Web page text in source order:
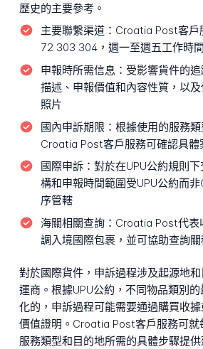
歷史的主要參考。
主要聯繫渠道： Croatia Post客戶
72 303 304，週一至週五工作時
申報時所需信息： 受影響貨件的
描述、申報價值和內容性質，以
照片
國內申訴期限： 根據使用的服務類
Croatia Post客戶服務可確認具體
國際申訴： 對於在UPU公約規則
構和申報時間範圍受UPU公約而
序管轄
海關相關查詢： Croatia Post代表
調入境國際包裹，並可協助查詢
對於國際貨件，申訴過程涉及起源地
運商。根據UPU公約，不同物品類別
化的，申訴過程可能需要通過購買收
價值證明。Croatia Post客戶服務可就
服務類型和目的地所需的具體步驟提供